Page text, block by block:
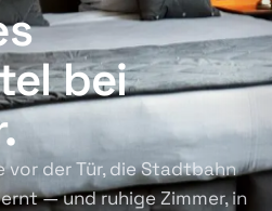
bei
der Tür, die Stadtbahn
— und ruhige Zimmer, in